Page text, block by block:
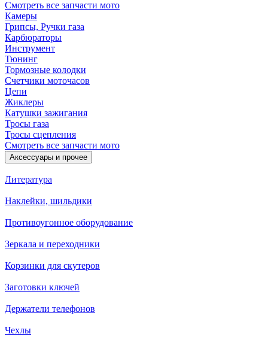
Смотреть все запчасти мото
Камеры
Грипсы, Ручки газа
Карбюраторы
Инструмент
Тюнинг
Тормозные колодки
Счетчики моточасов
Цепи
Жиклеры
Катушки зажигания
Тросы газа
Тросы сцепления
Смотреть все запчасти мото
Аксессуары и прочее
Литература
Наклейки, шильдики
Противоугонное оборудование
Зеркала и переходники
Корзинки для скутеров
Заготовки ключей
Держатели телефонов
Чехлы